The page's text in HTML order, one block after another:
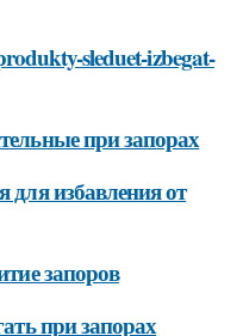
sleduet-izbegat-
при запорах
избавления от
запоров
при запорах